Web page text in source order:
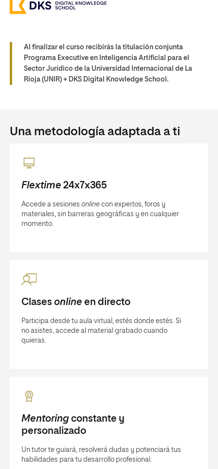
Al finalizar el curso recibirás la titulación conjunta
Programa Executive en Inteligencia Artificial para el
Sector Jurídico de la Universidad Internacional de La
Rioja (UNIR) + DKS Digital Knowledge School.
Una metodología adaptada a ti
Flextime 24x7x365
Accede a sesiones online con expertos, foros y
materiales, sin barreras geográficas y en cualquier
momento.
Clases online en directo
Participa desde tu aula virtual, estés donde estés. Si
no asistes, accede al material grabado cuando
quieras.
Mentoringconstante y
personalizado
Un tutor te guiará, resolverá dudas y potenciará tus
habilidades para tu desarrollo profesional.